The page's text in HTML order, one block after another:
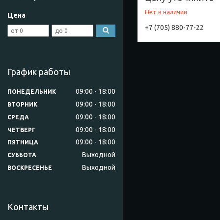
Нет в наличии
+7 (705) 880-77-22
Цена
График работы
ПОНЕДЕЛЬНИК 09:00 18:00
ВТОРНИК 09:00 18:00
СРЕДА 09:00 18:00
ЧЕТВЕРГ 09:00 18:00
ПЯТНИЦА 09:00 18:00
СУББОТА Выходной
ВОСКРЕСЕНЬЕ Выходной
Контакты